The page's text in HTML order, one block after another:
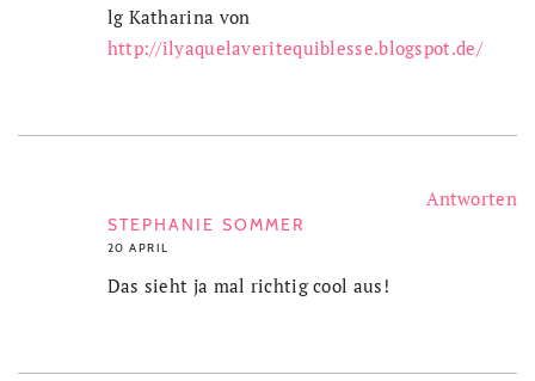
lg Katharina von
http://ilyaquelaveritequiblesse.blogspot.de/
STEPHANIE SOMMER
20 APRIL
Das sieht ja mal richtig cool aus!
Antworten